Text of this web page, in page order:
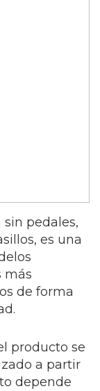
pedales,
es una
más
de forma
producto se
a partir
depende